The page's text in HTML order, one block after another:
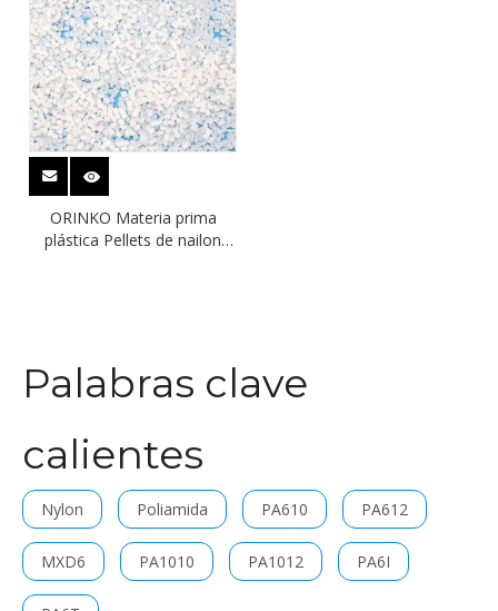
ORINKO Materia prima
plástica Pellets de nailon
Palabras clave
calientes
Nylon Poliamida PA610 PA612
MXD6 PA1010 PA1012 PA6I